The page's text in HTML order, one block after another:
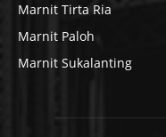
Marnit Tirta Ria
Marnit Paloh
Marnit Sukalanting